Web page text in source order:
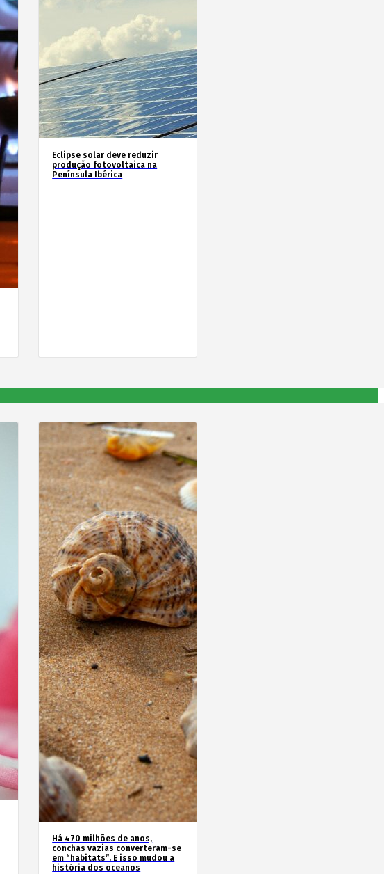
Eclipse solar deve reduzir
produção fotovoltaica na
Península Ibérica
Há 470 milhões de anos,
conchas vazias converteram-se
em “habitats”. E isso mudou a
história dos oceanos